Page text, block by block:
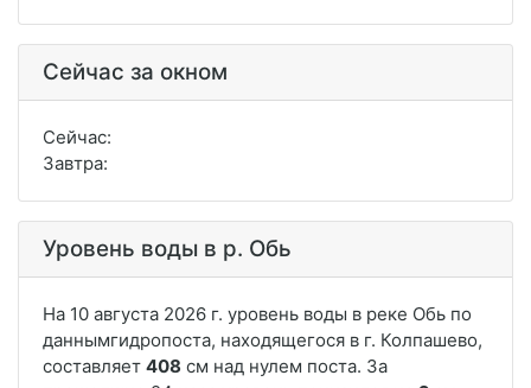
Сейчас за окном
Сейчас:
Завтра:
Уровень воды в р. Обь